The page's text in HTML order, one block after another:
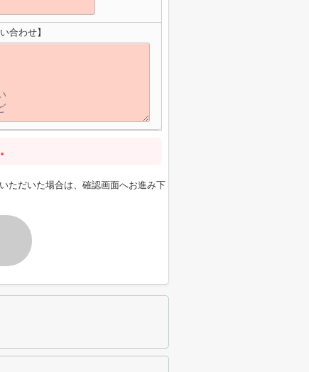
合わせ】
ただいた場合は、確認画面へお進み下